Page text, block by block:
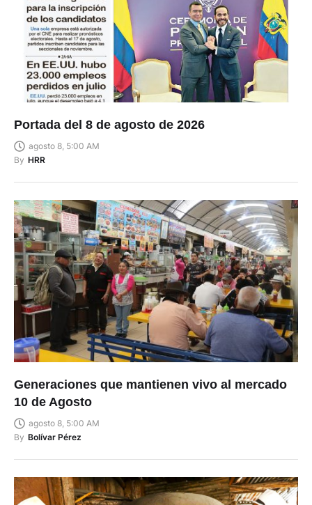
Portada del 8 de agosto de 2026
agosto 8, 5:00 AM
By HRR
Generaciones que mantienen vivo al mercado
10 de Agosto
agosto 8, 5:00 AM
By Bolívar Pérez